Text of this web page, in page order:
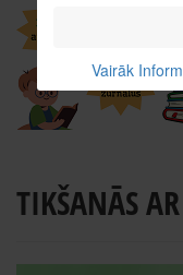
TIKŠANĀS
Vairāk